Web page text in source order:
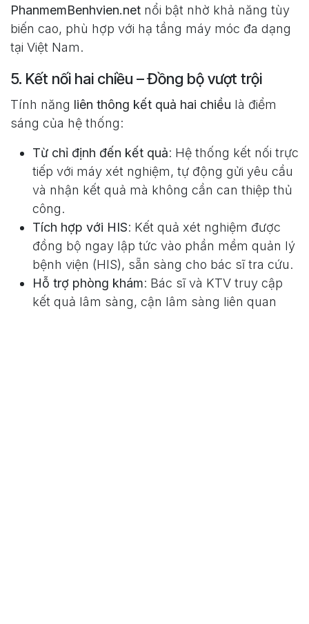
PhanmemBenhvien.net nổi bật nhờ khả năng tùy
biến cao, phù hợp với hạ tầng máy móc đa dạng
tại Việt Nam.
5. Kết nối hai chiều – Đồng bộ vượt trội
Tính năng liên thông kết quả hai chiều là điểm
sáng của hệ thống:
Từ chỉ định đến kết quả: Hệ thống kết nối trực
tiếp với máy xét nghiệm, tự động gửi yêu cầu
và nhận kết quả mà không cần can thiệp thủ
công.
Tích hợp với HIS: Kết quả xét nghiệm được
đồng bộ ngay lập tức vào phần mềm quản lý
bệnh viện (HIS), sẵn sàng cho bác sĩ tra cứu.
Hỗ trợ phòng khám: Bác sĩ và KTV truy cập
kết quả lâm sàng, cận lâm sàng liên quan